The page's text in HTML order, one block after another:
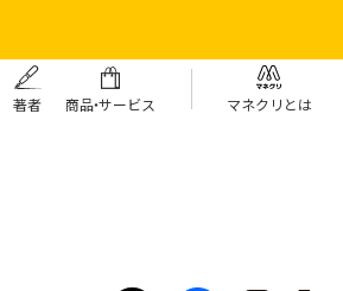
著者 商品・サービス マネクリとは